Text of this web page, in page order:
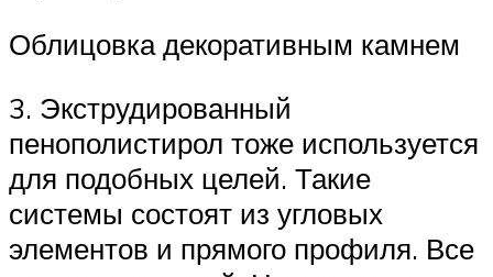
Облицовка декоративным камнем
3. Экструдированный
пенополистирол тоже используется
для подобных целей. Такие
системы состоят из угловых
элементов и прямого профиля. Все